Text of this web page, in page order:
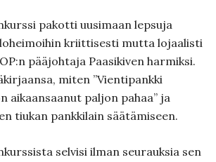
pakotti uusimaan lepsuja
kriittisesti mutta lojaalisti
pääjohtaja Paasikiven harmiksi.
miten ”Vientipankki
aikaansaanut paljon pahaa” ja
tiukan pankkilain säätämiseen.
selvisi ilman seurauksia sen